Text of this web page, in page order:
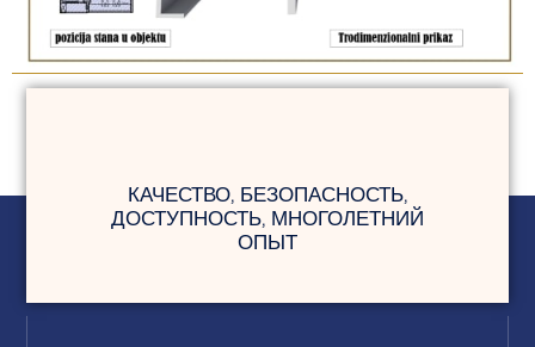
КАЧЕСТВО, БЕЗОПАСНОСТЬ,
ДОСТУПНОСТЬ, МНОГОЛЕТНИЙ
ОПЫТ